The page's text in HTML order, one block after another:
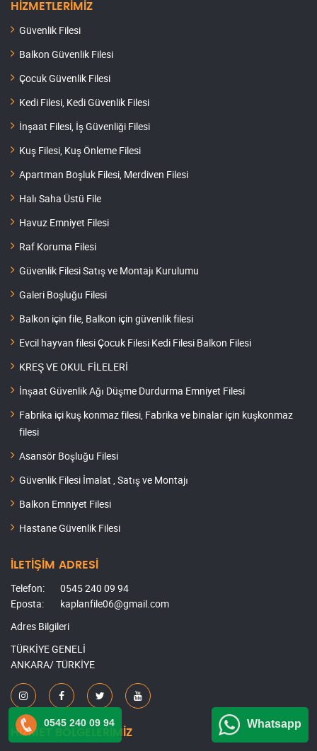
HİZMETLERİMİZ
Güvenlik Filesi
Balkon Güvenlik Filesi
Çocuk Güvenlik Filesi
Kedi Filesi, Kedi Güvenlik Filesi
İnşaat Filesi, İş Güvenliği Filesi
Kuş Filesi, Kuş Önleme Filesi
Apartman Boşluk Filesi, Merdiven Filesi
Halı Saha Üstü File
Havuz Emniyet Filesi
Raf Koruma Filesi
Güvenlik Filesi Satış ve Montajı Kurulumu
Galeri Boşluğu Filesi
Balkon için file, Balkon için güvenlik filesi
Evcil hayvan filesi Çocuk Filesi Kedi Filesi Balkon Filesi
KREŞ VE OKUL FİLELERİ
İnşaat Güvenlik Ağı Düşme Durdurma Emniyet Filesi
Fabrika içi kuş konmaz filesi, Fabrika ve binalar için kuşkonmaz
filesi
Asansör Boşluğu Filesi
Güvenlik Filesi İmalat , Satış ve Montajı
Balkon Emniyet Filesi
Hastane Güvenlik Filesi
İLETİŞİM ADRESİ
Telefon:
0545 240 09 94
Eposta:
kaplanfile06@gmail.com
Adres Bilgileri
TÜRKİYE GENELİ
ANKARA/ TÜRKİYE
HİZMET BÖLGELERİMİZ
0545 240 09 94 Whatsapp